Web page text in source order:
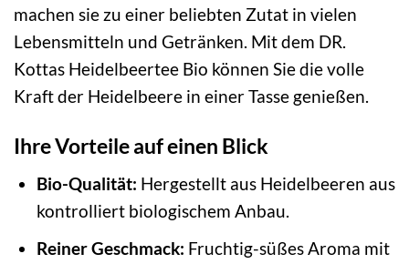
machen sie zu einer beliebten Zutat in vielen
Lebensmitteln und Getränken. Mit dem DR.
Kottas Heidelbeertee Bio können Sie die volle
Kraft der Heidelbeere in einer Tasse genießen.
Ihre Vorteile auf einen Blick
Bio-Qualität: Hergestellt aus Heidelbeeren aus
kontrolliert biologischem Anbau.
Reiner Geschmack: Fruchtig-süßes Aroma mit